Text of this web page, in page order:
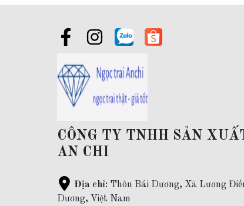
CÔNG TY TNHH SẢN
AN CHI
Địa chỉ: Thôn Bái Dương, Xã Lương
Dương, Việt Nam